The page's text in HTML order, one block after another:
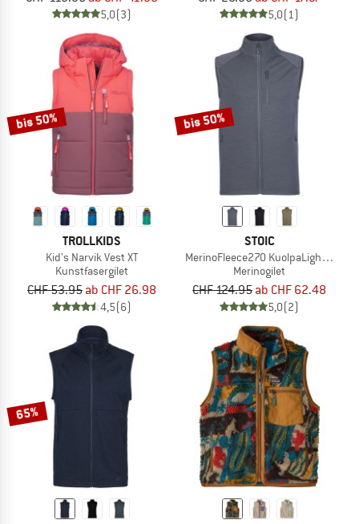
5,0(3) 5,0(1)
bis 50%
TROLLKIDS
Kid's Narvik Vest XT
Kunstfasergilet
CHF 53.95 ab CHF 26.98
4,5(6)
bis 50%
STOIC
MerinoFleece270 KuolpaLightSt.
Merinogilet
CHF 124.95 ab CHF 62.48
5,0(2)
65%